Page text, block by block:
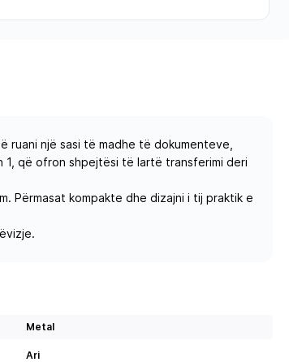
ruani një sasi të madhe të dokumenteve,
1, që ofron shpejtësi të lartë transferimi deri
Përmasat kompakte dhe dizajni i tij praktik e
Metal
Ari